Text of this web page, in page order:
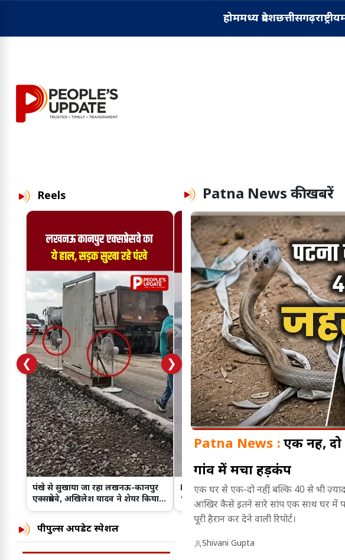
होममध्य प्रदेशछत्तीसगढ़राष्ट्रीय
Reels
पंखे से सुखाया जा रहा लखनऊ-कानपुर
एक्सप्रेसवे, अखिलेश यादव ने शेयर किया
वायरल Video!
MP में मानसून की वापसी, अगले 3 दिन
16 जिलों में भारी बारिश का अलर्ट
सिर
❮ ❯
पीपुल्स अपडेट स्पेशल
Patna News की खबरें
Patna News : एक नहीं,
गांव में मचा हड़कंप
एक घर से एक-दो नहीं, बल्कि 40 से भी
आखिर कैसे इतने सारे सांप एक साथ घर में
पूरी हैरान कर देने वाली रिपोर्ट।
Shivani Gupta